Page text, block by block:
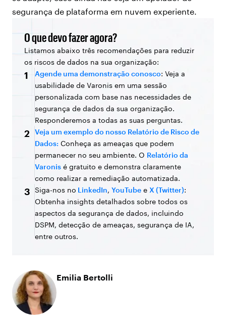
segurança de plataforma em nuvem experiente.
O que devo fazer agora?
Listamos abaixo três recomendações para reduzir
os riscos de dados na sua organização:
1 Agende uma demonstração conosco: Veja a
usabilidade de Varonis em uma sessão
personalizada com base nas necessidades de
segurança de dados da sua organização.
Responderemos a todas as suas perguntas.
2
Veja um exemplo do nosso Relatório de Risco de
Dados: Conheça as ameaças que podem
permanecer no seu ambiente. O Relatório da
Varonis é gratuito e demonstra claramente
como realizar a remediação automatizada.
3 Siga-nos no LinkedIn, YouTube e X (Twitter):
Obtenha insights detalhados sobre todos os
aspectos da segurança de dados, incluindo
DSPM, detecção de ameaças, segurança de IA,
entre outros.
Emilia Bertolli